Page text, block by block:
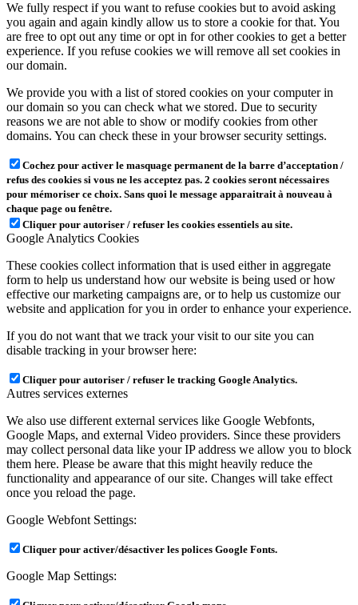
We fully respect if you want to refuse cookies but to avoid asking
you again and again kindly allow us to store a cookie for that. You
are free to opt out any time or opt in for other cookies to get a better
experience. If you refuse cookies we will remove all set cookies in
our domain.
We provide you with a list of stored cookies on your computer in
our domain so you can check what we stored. Due to security
reasons we are not able to show or modify cookies from other
domains. You can check these in your browser security settings.
Cochez pour activer le masquage permanent de la barre d’acceptation /
refus des cookies si vous ne les acceptez pas. 2 cookies seront nécessaires
pour mémoriser ce choix. Sans quoi le message apparaitrait à nouveau à
chaque page ou fenêtre.
Cliquer pour autoriser / refuser les cookies essentiels au site.
Google Analytics Cookies
These cookies collect information that is used either in aggregate
form to help us understand how our website is being used or how
effective our marketing campaigns are, or to help us customize our
website and application for you in order to enhance your experience.
If you do not want that we track your visit to our site you can
disable tracking in your browser here:
Cliquer pour autoriser / refuser le tracking Google Analytics.
Autres services externes
We also use different external services like Google Webfonts,
Google Maps, and external Video providers. Since these providers
may collect personal data like your IP address we allow you to block
them here. Please be aware that this might heavily reduce the
functionality and appearance of our site. Changes will take effect
once you reload the page.
Google Webfont Settings:
Cliquer pour activer/désactiver les polices Google Fonts.
Google Map Settings: